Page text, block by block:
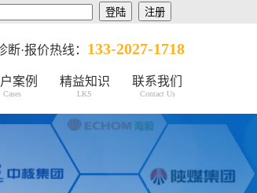
断·报价热线： 133-2027-1718
案例
Cases
精益知识
LKS
联系我们
Contact Us